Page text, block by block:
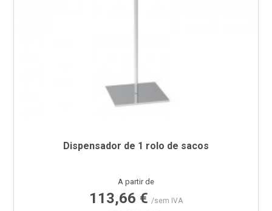
Dispensador de 1 rolo de sacos
Preço
A partir de
113,66 € /sem IVA